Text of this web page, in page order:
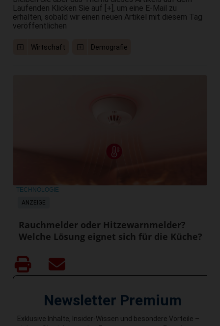
Laufenden Klicken Sie auf [+], um eine E-Mail zu
erhalten, sobald wir einen neuen Artikel mit diesem Tag
veröffentlichen
Wirtschaft Demografie
ANZEIGE
TECHNOLOGIE
Rauchmelder oder Hitzewarnmelder?
Welche Lösung eignet sich für die Küche?
Newsletter Premium
Exklusive Inhalte, Insider-Wissen und besondere Vorteile –